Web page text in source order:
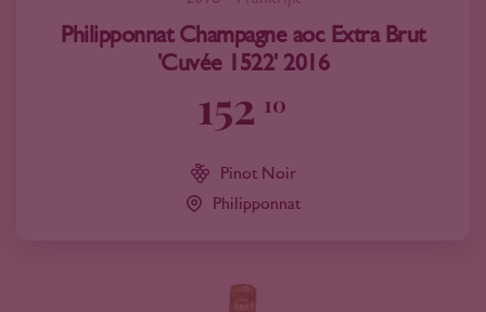
Philipponnat Champagne aoc Extra Brut
'Cuvée 1522' 2016
152 10
Pinot Noir
Philipponnat